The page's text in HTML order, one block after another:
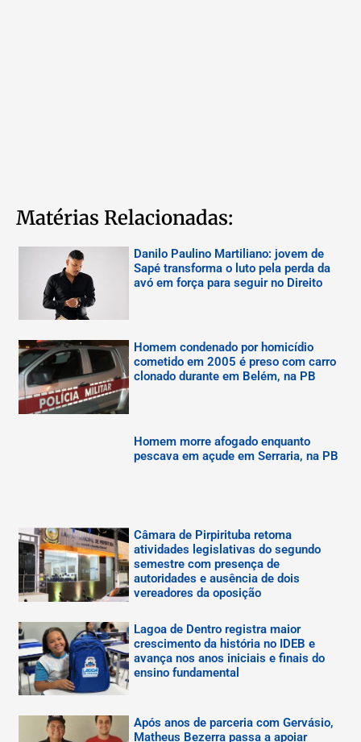
Matérias Relacionadas:
Danilo Paulino Martiliano: jovem de
Sapé transforma o luto pela perda da
avó em força para seguir no Direito
Homem condenado por homicídio
cometido em 2005 é preso com carro
clonado durante em Belém, na PB
Homem morre afogado enquanto
pescava em açude em Serraria, na PB
Câmara de Pirpirituba retoma
atividades legislativas do segundo
semestre com presença de
autoridades e ausência de dois
vereadores da oposição
Lagoa de Dentro registra maior
crescimento da história no IDEB e
avança nos anos iniciais e finais do
ensino fundamental
Após anos de parceria com Gervásio,
Matheus Bezerra passa a apoiar